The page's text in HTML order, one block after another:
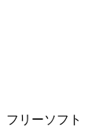
フリーソフト